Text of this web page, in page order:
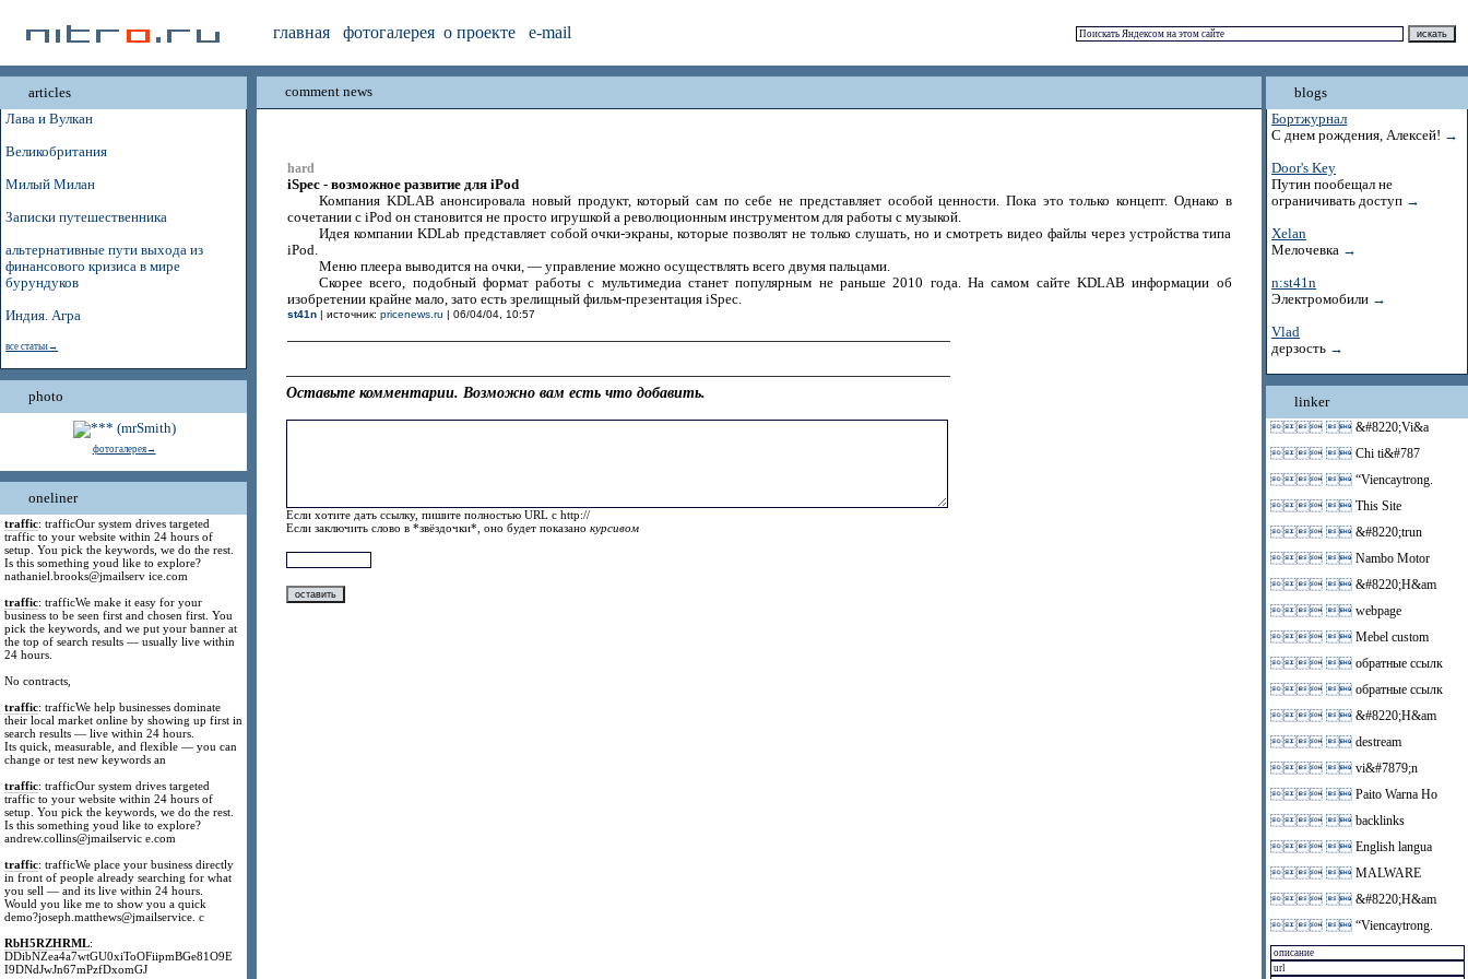
главная фотогалерея о проекте e-mail
articles
Лава и Вулкан
Великобритания
Милый Милан
Записки путешественника
альтернативные пути выхода из
финансового кризиса в мире
бурундуков
Индия. Агра
все статьи→
photo
фотогалерея→
oneliner
traffic: trafficOur system drives targeted
traffic to your website within 24 hours of
setup. You pick the keywords, we do the rest.
Is this something youd like to explore?
nathaniel.brooks@jmailserv ice.com
traffic: trafficWe make it easy for your
business to be seen first and chosen first. You
pick the keywords, and we put your banner at
the top of search results — usually live within
24 hours.
No contracts,
traffic: trafficWe help businesses dominate
their local market online by showing up first in
search results — live within 24 hours.
Its quick, measurable, and flexible — you can
change or test new keywords an
traffic: trafficOur system drives targeted
traffic to your website within 24 hours of
setup. You pick the keywords, we do the rest.
Is this something youd like to explore?
andrew.collins@jmailservic e.com
traffic: trafficWe place your business directly
in front of people already searching for what
you sell — and its live within 24 hours.
Would you like me to show you a quick
demo?joseph.matthews@jmailservice. c
RbH5RZHRML:
DDibNZea4a7wtGU0xiToOFiipmBGe81O9E
I9DNdJwJn67mPzfDxomGJ
comment news
hard
iSpec - возможное развитие для iPod
Компания KDLAB анонсировала новый продукт, который сам по себе не представляет особой ценности. Пока это только концепт. Однако в
сочетании с iPod он становится не просто игрушкой а революционным инструментом для работы с музыкой.
Идея компании KDLab представляет собой очки-экраны, которые позволят не только слушать, но и смотреть видео файлы через устройства типа
iPod.
Меню плеера выводится на очки, — управление можно осуществлять всего двумя пальцами.
Скорее всего, подобный формат работы с мультимедиа станет популярным не раньше 2010 года. На самом сайте KDLAB информации об
изобретении крайне мало, зато есть зрелищный фильм-презентация iSpec.
st41n| источник: pricenews.ru | 06/04/04, 10:57
Оставьте комментарии. Возможно вам есть что добавить.
Если хотите дать ссылку, пишите полностью URL с http://
Если заключить слово в *звёздочки*, оно будет показанокурсивом
blogs
Бортжурнал
С днем рождения, Алексей! →
Door's Key
Путин пообещал не
ограничивать доступ →
Xelan
Мелочевка →
n:st41n
Электромобили →
Vlad
дерзость →
linker
  &#8220;Vi&a
  Chi ti&#787
  “Viencaytrong.
  This Site
  &#8220;trun
  Nambo Motor
  &#8220;H&am
  webpage
  Mebel custom
  обратные ссылк
  обратные ссылк
  &#8220;H&am
  destream
  vi&#7879;n
  Paito Warna Ho
  backlinks
  English langua
  MALWARE
  &#8220;H&am
  “Viencaytrong.